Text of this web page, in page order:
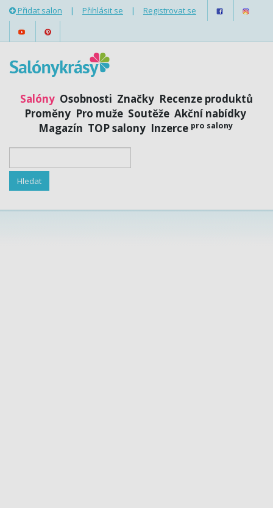
Přidat salon | Přihlásit se | Registrovat se
Salóny Osobnosti Značky Recenze produktů
Proměny Pro muže Soutěže Akční nabídky
Magazín TOP salony Inzerce pro salony